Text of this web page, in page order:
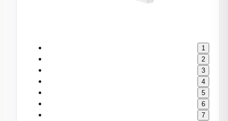
1
2
3
4
5
6
7